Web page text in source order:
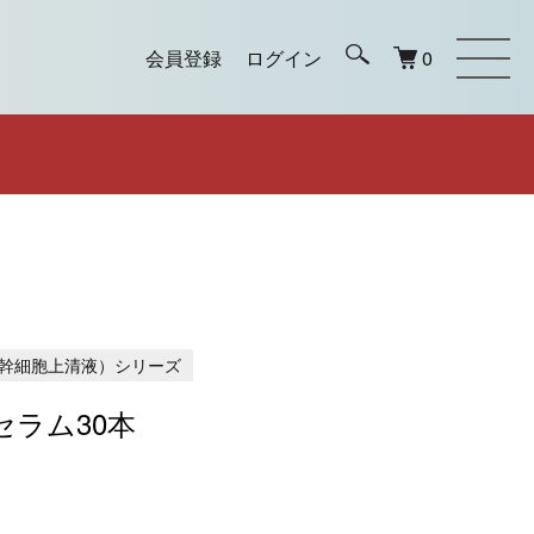
会員登録 ログイン 0
細胞上清液）シリーズ
ラム30本